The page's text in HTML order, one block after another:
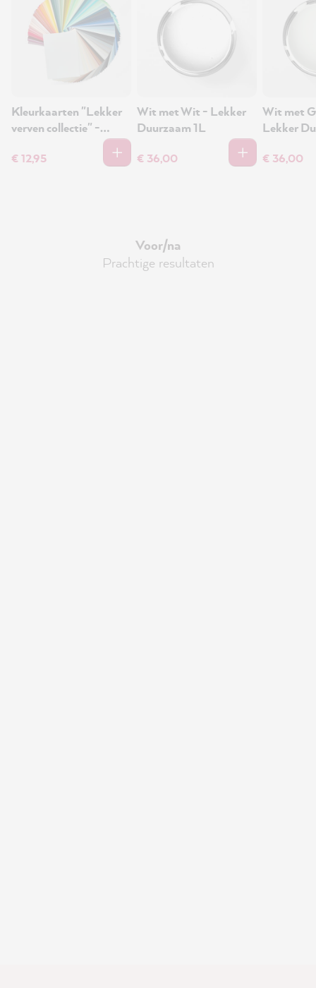
Kleurkaarten "Lekker
verven collectie" -
€ 12,95
Wit met Wit - Lekker
Duurzaam 1L
€ 36,00
Wit met
Lekker
€ 36,00
Voor/na
Prachtige resultaten